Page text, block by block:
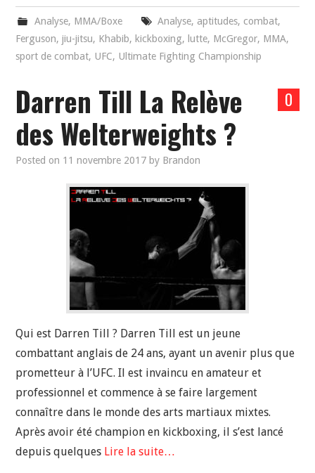
Analyse, MMA/Boxe Analyse, aptitudes, combat,
Ferguson,jiu-jitsu, Khabib, kickboxing, lutte, McGregor, MMA,
sport de combat, UFC, Ultimate Fighting Championship
0
Darren Till La Relève
des Welterweights ?
Posted on 11 novembre 2017 by Brandon
Qui est Darren Till ? Darren Till est un jeune
combattant anglais de 24 ans, ayant un avenir plus que
prometteur à l’UFC. Il est invaincu en amateur et
professionnel et commence à se faire largement
connaître dans le monde des arts martiaux mixtes.
Après avoir été champion en kickboxing, il s’est lancé
depuis quelques Lire la suite…